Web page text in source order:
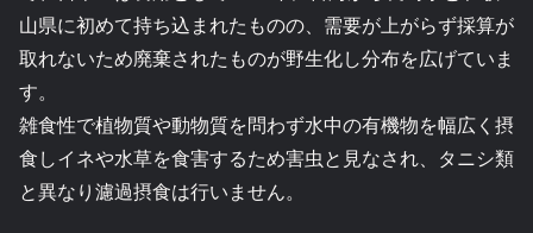
山県に初めて持ち込まれたものの、需要が上がらず採算が
取れないため廃棄されたものが野生化し分布を広げていま
す。
雑食性で植物質や動物質を問わず水中の有機物を幅広く摂
食しイネや水草を食害するため害虫と見なされ、タニシ類
と異なり濾過摂食は行いません。